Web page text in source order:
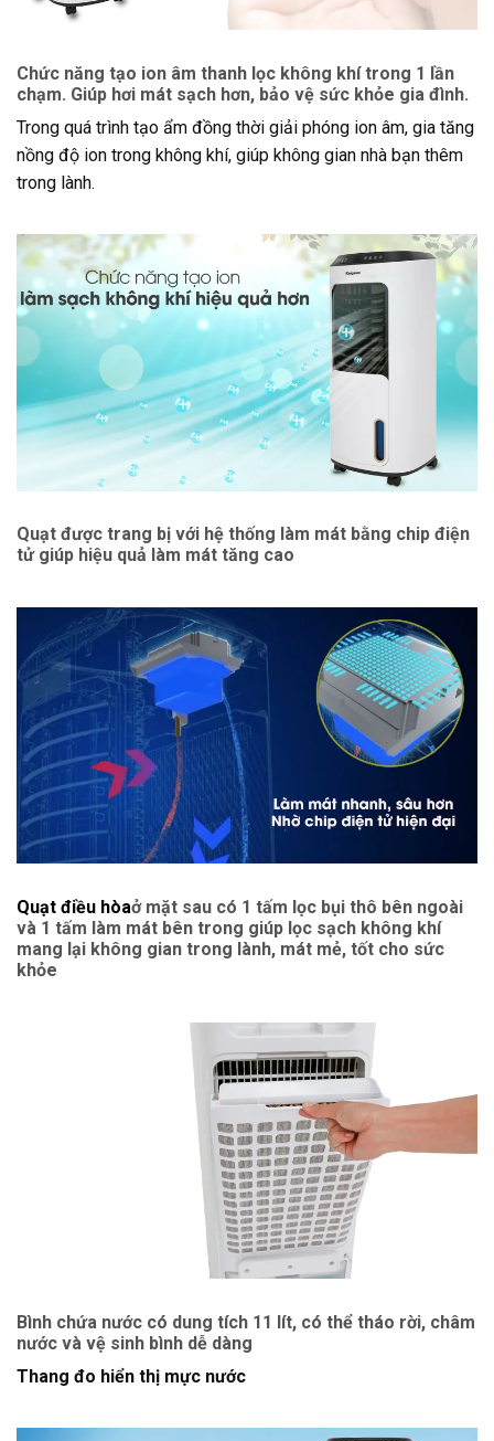
Chức năng tạo ion âm thanh lọc không khí trong 1 lần
chạm. Giúp hơi mát sạch hơn, bảo vệ sức khỏe gia đình.
Trong quá trình tạo ẩm đồng thời giải phóng ion âm, gia tăng
nồng độ ion trong không khí, giúp không gian nhà bạn thêm
trong lành.
Quạt được trang bị với hệ thống làm mát bằng chip điện
tử giúp hiệu quả làm mát tăng cao
Quạt điều hòaở mặt sau có 1 tấm lọc bụi thô bên ngoài
và 1 tấm làm mát bên trong giúp lọc sạch không khí
mang lại không gian trong lành, mát mẻ, tốt cho sức
khỏe
Bình chứa nước có dung tích 11 lít, có thể tháo rời, châm
nước và vệ sinh bình dễ dàng
Thang đo hiển thị mực nước